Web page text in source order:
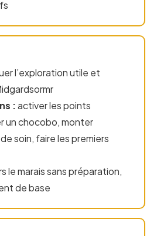
l’exploration utile et
:activer les points
un chocobo, monter
soin, faire les premiers
le marais sans préparation,
de base